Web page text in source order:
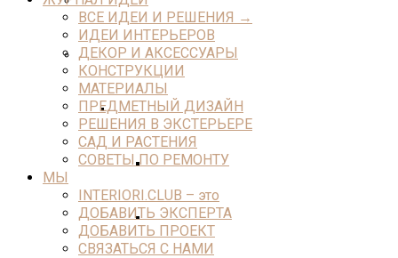
По городам
Винница
Дизайн интерьера. Винница
Ремонт квартир в городе Винница
ВСЕ ИДЕИ И РЕШЕНИЯ →
ИДЕИ ИНТЕРЬЕРОВ
ДЕКОР И АКСЕССУАРЫ
КОНСТРУКЦИИ
МАТЕРИАЛЫ
ПРЕДМЕТНЫЙ ДИЗАЙН
РЕШЕНИЯ В ЭКСТЕРЬЕРЕ
САД И РАСТЕНИЯ
СОВЕТЫ ПО РЕМОНТУ
МЫ
INTERIORI.CLUB – это
ДОБАВИТЬ ЭКСПЕРТА
ДОБАВИТЬ ПРОЕКТ
СВЯЗАТЬСЯ С НАМИ